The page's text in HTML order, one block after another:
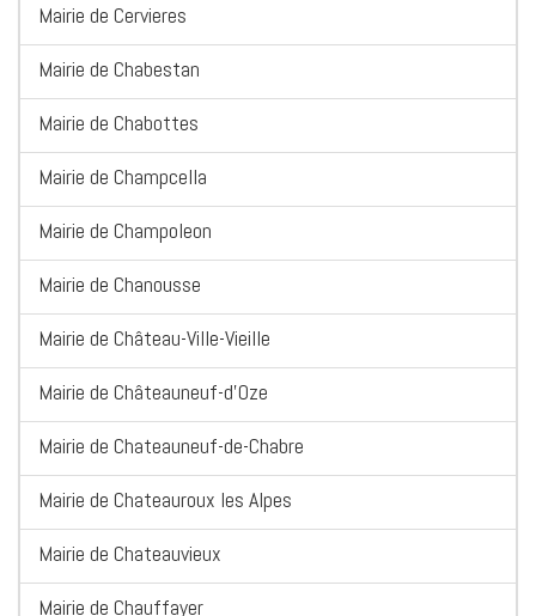
Mairie de Cervieres
Mairie de Chabestan
Mairie de Chabottes
Mairie de Champcella
Mairie de Champoleon
Mairie de Chanousse
Mairie de Château-Ville-Vieille
Mairie de Châteauneuf-d'Oze
Mairie de Chateauneuf-de-Chabre
Mairie de Chateauroux les Alpes
Mairie de Chateauvieux
Mairie de Chauffayer